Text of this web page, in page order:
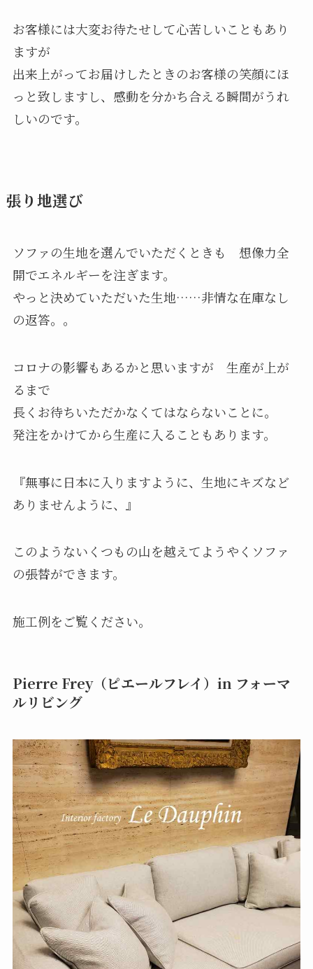
お客様には大変お待たせして心苦しいこともあり
ますが
出来上がってお届けしたときのお客様の笑顔にほ
っと致しますし、感動を分かち合える瞬間がうれ
しいのです。
張り地選び
ソファの生地を選んでいただくときも 想像力全
開でエネルギーを注ぎます。
やっと決めていただいた生地……非情な在庫なし
の返答。。
コロナの影響もあるかと思いますが 生産が上が
るまで
長くお待ちいただかなくてはならないことに。
発注をかけてから生産に入ることもあります。
『無事に日本に入りますように、生地にキズなど
ありませんように、』
このようないくつもの山を越えてようやくソファ
の張替ができます。
施工例をご覧ください。
Pierre Frey（ピエールフレイ）in フォーマ
ルリビング